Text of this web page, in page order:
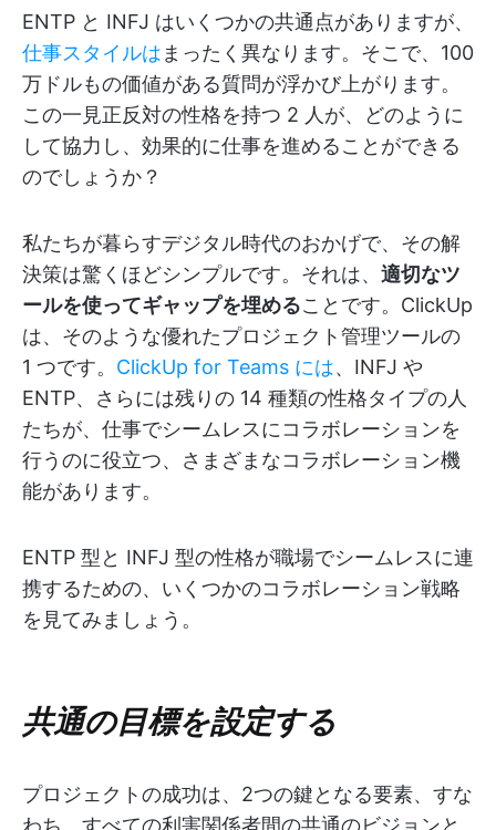
ENTP と INFJ はいくつかの共通点がありますが、
仕事スタイルは まったく異なります。そこで、100
万ドルもの価値がある質問が浮かび上がります。
この一見正反対の性格を持つ 2 人が、どのように
して協力し、効果的に仕事を進めることができる
のでしょうか？
私たちが暮らすデジタル時代のおかげで、その解
決策は驚くほどシンプルです。それは、 適切なツ
ールを使ってギャップを埋めることです。ClickUp
は、そのような優れたプロジェクト管理ツールの
1 つです。 ClickUp for Teams には、INFJ や
ENTP、さらには残りの 14 種類の性格タイプの人
たちが、仕事でシームレスにコラボレーションを
行うのに役立つ、さまざまなコラボレーション機
能があります。
ENTP 型と INFJ 型の性格が職場でシームレスに連
携するための、いくつかのコラボレーション戦略
を見てみましょう。
共通の目標を設定する
プロジェクトの成功は、2つの鍵となる要素、すな
わち、すべての利害関係者間の共通のビジョンと